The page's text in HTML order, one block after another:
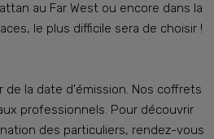
au Far West ou encore dans la
le plus difficile sera de choisir !
de la date d'émission. Nos coffrets
professionnels. Pour découvrir
des particuliers, rendez-vous